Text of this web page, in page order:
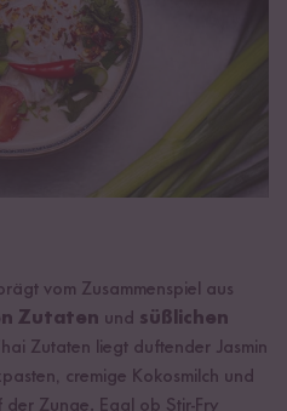
vom Zusammenspiel aus
Zutaten und süßlichen
Zutaten liegt duftender Jasmin
cremige Kokosmilch und
Zunge. Egal ob Stir-Fry